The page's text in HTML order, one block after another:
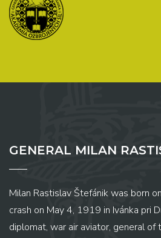
GENERAL MILAN
Milan Rastislav Štefánik was born
crash on May 4, 1919 in Ivánka pri
diplomat, war air aviator, general